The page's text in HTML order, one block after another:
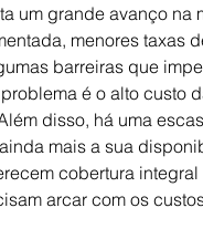
um grande avanço
menores taxas
barreiras que
é o alto custo
disso, há uma
mais a sua
cobertura
arcar com os